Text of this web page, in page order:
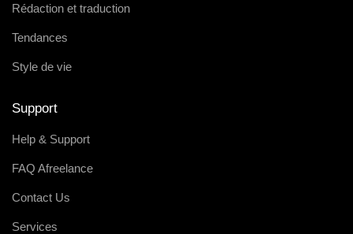
Rédaction et traduction
Tendances
Style de vie
Support
Help & Support
FAQ Afreelance
Contact Us
Services